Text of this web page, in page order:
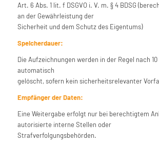
Art. 6 Abs. 1 lit. f DSGVO i. V. m. § 4 BDSG
an der Gewährleistung der
Sicherheit und dem Schutz des Eigentums)
Speicherdauer:
Die Aufzeichnungen werden in der Regel nach 10
automatisch
gelöscht, sofern kein sicherheitsrelevanter
Empfänger der Daten:
Eine Weitergabe erfolgt nur bei berechtigtem
autorisierte interne Stellen oder
Strafverfolgungsbehörden.